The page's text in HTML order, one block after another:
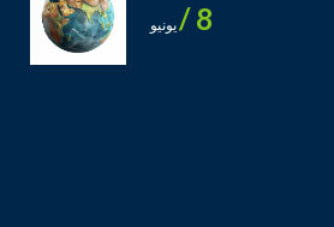
8 / يونيو